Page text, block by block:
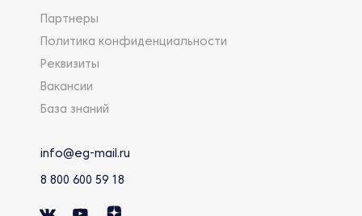
Партнеры
Политика конфиденциальности
Реквизиты
Вакансии
База знаний
info@eg-mail.ru
8 800 600 59 18